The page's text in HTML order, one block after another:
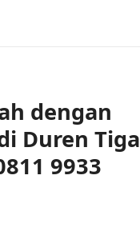
dengan
Duren Tiga
9933